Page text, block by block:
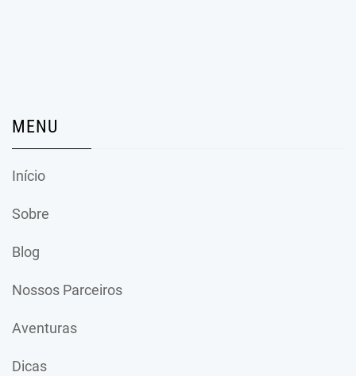
MENU
Início
Sobre
Blog
Nossos Parceiros
Aventuras
Dicas